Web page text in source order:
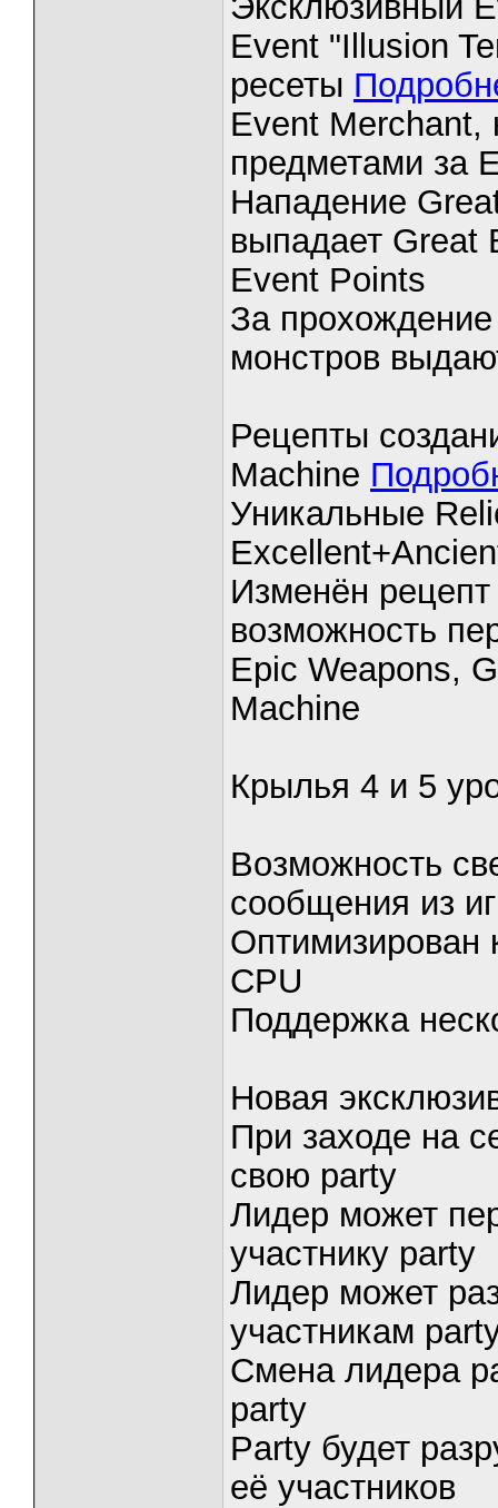
Event "Illusion
ресеты
Event Merchant,
предметами за
Нападение
выпадает Great
Event Points
За
монстров
Рецепты
Machine
Уникальные
Изменён
возможность
Epic Weapons,
Machine
Крылья 4 и 5
Возможность
сообщения из
Оптимизирован
CPU
Поддержка
Новая
При заходе на
свою party
Лидер может
участнику party
Лидер может
участникам
Смена лидера
party
Party будет
её участников